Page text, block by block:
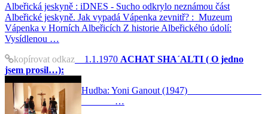
Albeřická jeskyně : iDNES - Sucho odkrylo neznámou část
Albeřické jeskyně. Jak vypadá Vápenka zevnitř? : Muzeum
Vápenka v Horních Albeřicích Z historie Albeřického údolí:
Vysídlenou …
kopírovat odkaz 1.1.1970 ACHAT SHA´ALTI ( O jedno
jsem prosil…):
Hudba: Yoni Ganout (1947)
…